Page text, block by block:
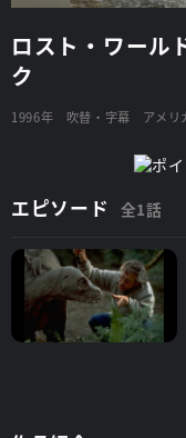
ロスト・ワール
ク
1996年 吹替・字幕 アメリ
エピソード 全1話